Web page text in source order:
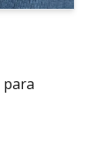
para